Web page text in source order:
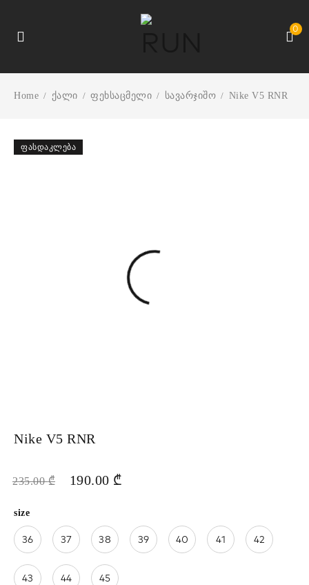
0
Home / ქალი / ფეხსაცმელი / სავარჯიშო / Nike V5 RNR
ᲤᲐᲡᲓᲐᲙᲚᲔᲑᲐ
Nike V5 RNR
235.00₾ 190.00 ₾
size
36 37 38 39 40 41 42
43 44 45